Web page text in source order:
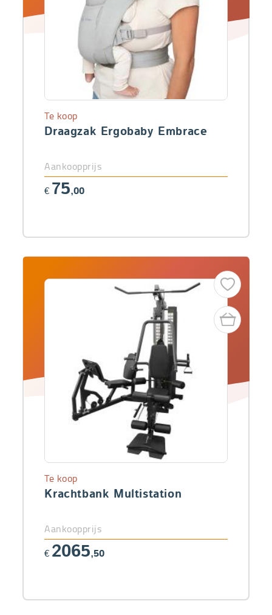
Draagzak Ergobaby Embrace
Te koop
Aankoopprijs
€ 75,00
Krachtbank Multistation
Te koop
Aankoopprijs
€ 2065,50